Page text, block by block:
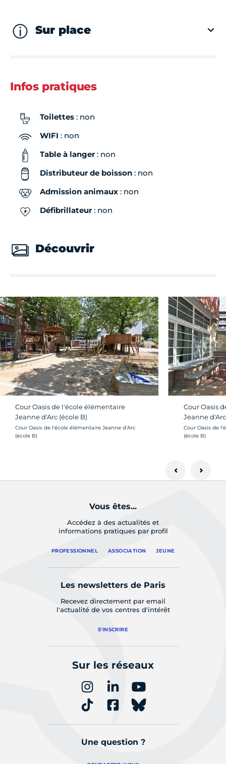
Sur place
Infos pratiques
Toilettes : non
WIFI : non
Table à langer: non
Distributeur de boisson : non
Admission animaux : non
Défibrillateur: non
Découvrir
Cour Oasis de l'école élémentaire
Jeanne d'Arc (école B)
Crédit photo :
Cour Oasis de l'école élémentaire Jeanne d'Arc
(école B)
Cour Oasis
Jeanne
Crédit photo :
Cour Oasis de
(école B)
Vous êtes...
Accédez à des actualités et
informations pratiques par profil
PROFESSIONNEL ASSOCIATION JEUNE
Les newsletters de Paris
Recevez directement par email
l'actualité de vos centres d'intérêt
S'INSCRIRE
Sur les réseaux
Une question ?